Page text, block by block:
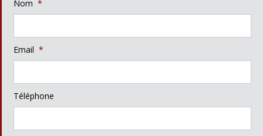
Nom *
Email *
Téléphone